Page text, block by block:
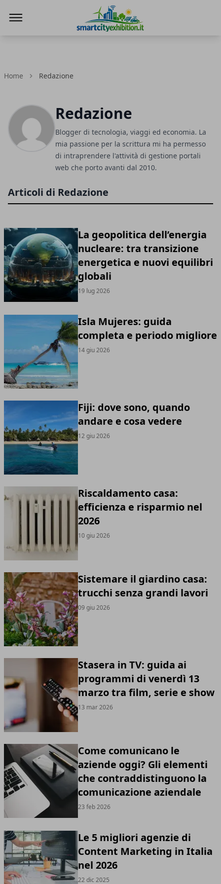
Home Redazione
Redazione
Blogger di tecnologia, viaggi ed economia. La
mia passione per la scrittura mi ha permesso
di intraprendere l'attività di gestione portali
web che porto avanti dal 2010.
Articoli di Redazione
La geopolitica dell’energia
nucleare: tra transizione
energetica e nuovi equilibri
globali
19 lug 2026
Isla Mujeres: guida
completa e periodo migliore
14 giu 2026
Fiji: dove sono, quando
andare e cosa vedere
12 giu 2026
Riscaldamento casa:
efficienza e risparmio nel
2026
10 giu 2026
Sistemare il giardino casa:
trucchi senza grandi lavori
09 giu 2026
Stasera in TV: guida ai
programmi di venerdì 13
marzo tra film, serie e show
13 mar 2026
Come comunicano le
aziende oggi? Gli elementi
che contraddistinguono la
comunicazione aziendale
23 feb 2026
Le 5 migliori agenzie di
Content Marketing in Italia
nel 2026
22 dic 2025